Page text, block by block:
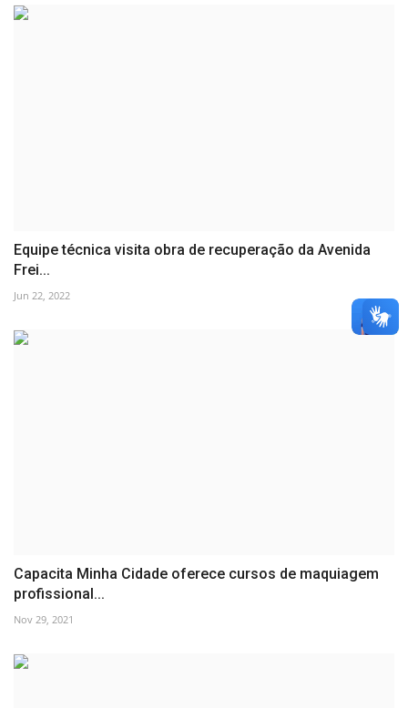
Equipe técnica visita obra de recuperação da Avenida
Frei...
Jun 22, 2022
Capacita Minha Cidade oferece cursos de maquiagem
profissional...
Nov 29, 2021